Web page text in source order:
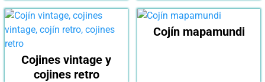
Cojines vintage y
cojines retro
Cojín mapamundi